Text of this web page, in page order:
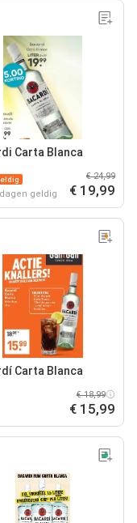
Carta Blanca
dagen geldig
€ 24,99
€ 19,99
Carta Blanca
€ 18,99
€ 15,99